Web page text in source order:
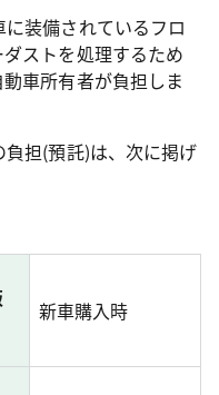
装備されているフロ
ストを処理するため
車所有者が負担しま
担(預託)は、次に掲げ
新車購入時